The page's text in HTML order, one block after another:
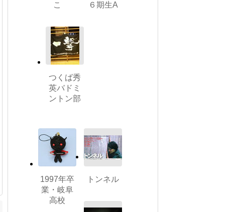
こ
６期生A
つくば秀
英バドミ
ントン部
1997年卒
業・岐阜
高校
トンネル